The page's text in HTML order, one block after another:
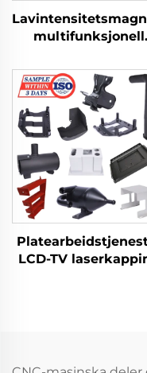
multifunksjonell
rustfritt stål
diagonale
LCD-TV